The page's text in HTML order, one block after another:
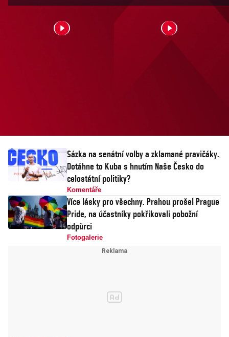
první detaily filmu Lajna:
Konečně film – a také to, že
tentokrát bude muset jeho
Sázka na senátní volby a zklamané pravičáky.
Dotáhne to Kuba s hnutím Naše Česko do
celostátní politiky?
Komentáře
Více lásky pro všechny. Prahou prošel Prague
Pride, na účastníky pokřikovali pobožní
odpůrci
Fotogalerie